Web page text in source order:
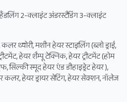
2-क्लाइंट अंडरस्टैडिंग 3-क्लाइंट
थ्योरी, मशीन हेयर स्टाइलिंग (ब्लो ड्राई,
हेयर शैम्पू टेक्निक, हेयर ट्रीटमेंट (होम
सिल्की स्मूद हेयर एंड डीहाइड्रेट हेयर ),
हेयर ड्रायर सेटिंग, हेयर सेक्शन, नॉलेज